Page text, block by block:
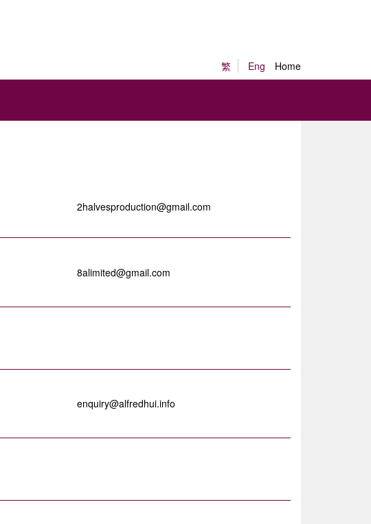
繁 Eng Home
2halvesproduction@gmail.com
8alimited@gmail.com
enquiry@alfredhui.info